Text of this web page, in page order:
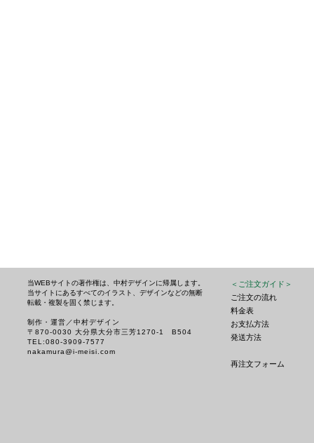
当WEBサイトの著作権は、中村デザインに帰属します。
当サイトにあるすべてのイラスト、デザインなどの無断
転載・複製を固く禁じます
制作・運営／中村デザイン
〒870-0030 大分県大分市三芳1270-1 B504
TEL:080-3909-7577
nakamura@i-meisi.com
＜ご注文ガイド＞
ご注文の流れ
料金表
お支払方法
発送方法
再注文フォーム